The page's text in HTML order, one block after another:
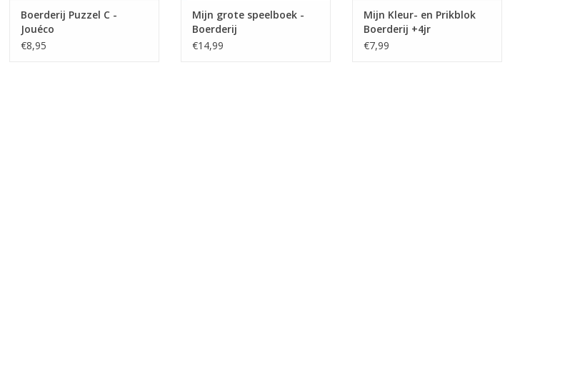
Boerderij Puzzel C -
Jouéco
€8,95
Mijn grote speelboek -
Boerderij
€14,99
Mijn Kleur- en Prikblok
Boerderij +4jr
€7,99